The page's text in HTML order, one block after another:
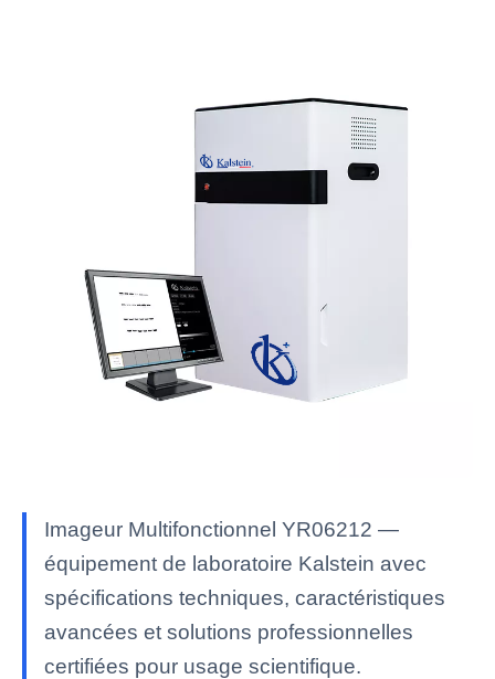
Imageur Multifonctionnel YR06212 —
équipement de laboratoire Kalstein avec
spécifications techniques, caractéristiques
avancées et solutions professionnelles
certifiées pour usage scientifique.